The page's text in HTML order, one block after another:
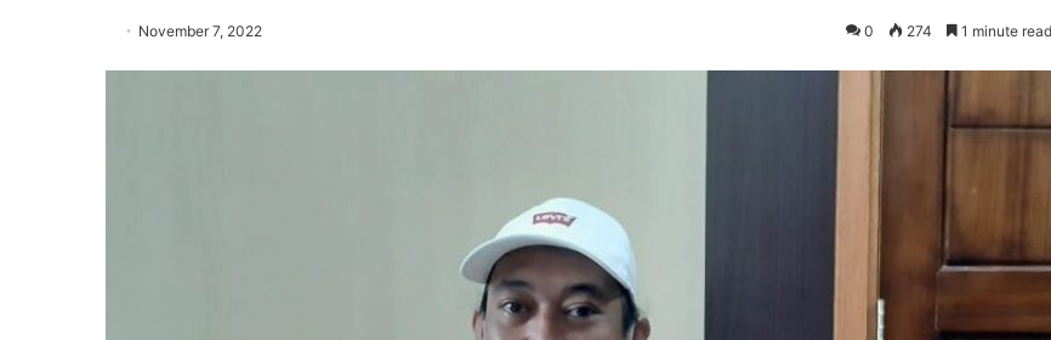
November 7, 2022 0 274 1 minute read